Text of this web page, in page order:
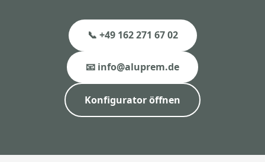
📞 +49 162 271 67 02
📧 info@aluprem.de
Konfigurator öffnen